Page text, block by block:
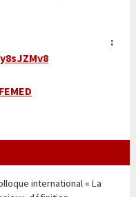
:
international « La